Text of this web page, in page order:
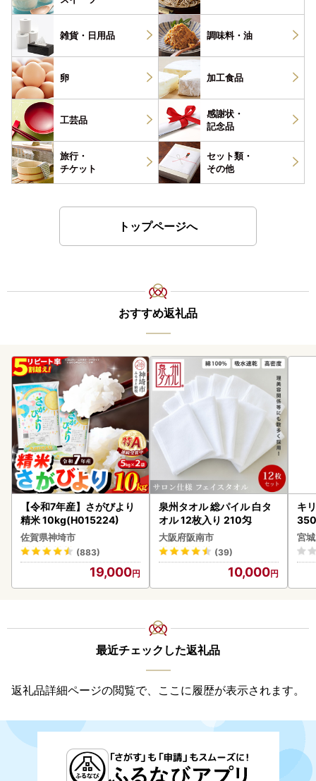
雑貨・ 日用品 調味料・ 油
卵 加工食品
工芸品
感謝状・
記念品
旅行・
チケット
セット類・
その他
トップページへ
おすすめ返礼品
【令和7年産】さがびより
精米 10kg(H015224)
佐賀県神埼市
(883)
19,000
泉州タオル 総パイル 白タ
オル 12枚入り 210匁
大阪府阪南市
(39)
10,000
キ
ー
宮
最近チェックした返礼品
返礼品詳細ページの閲覧で、ここに履歴が表示されます。